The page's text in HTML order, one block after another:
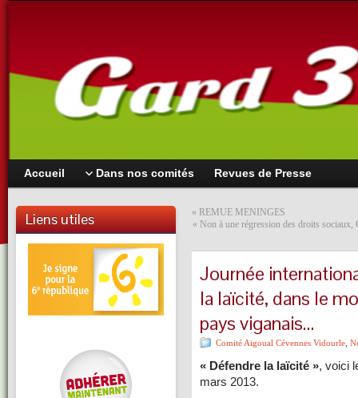
Accueil Dans nos comités Revues de Presse
Liens utiles « REMUE MENINGES
« Non à une régression des droits
Journée
la laïcité, dans le
pays viganais…
Comité Aigoual Cévennes Vidourle
« Défendre la laïcité », voici
mars 2013.